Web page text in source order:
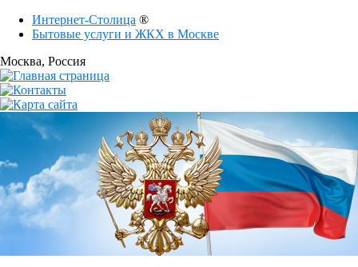
Интернет-Столица ®
Бытовые услуги и ЖКХ в Москве
Москва, Россия